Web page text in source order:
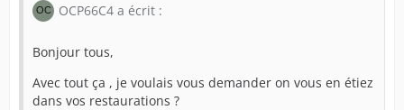
OCP66C4 a écrit :
Bonjour tous,
Avec tout ça , je voulais vous demander on vous en étiez
dans vos restaurations ?